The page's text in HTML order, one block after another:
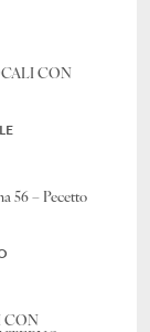
CON
56 – Pecetto
CON